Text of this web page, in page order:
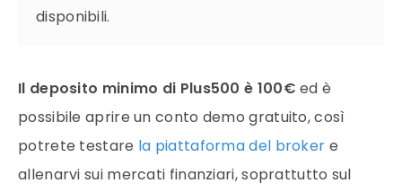
disponibili.
Il deposito minimo di Plus500 è 100€ ed è
possibile aprire un conto demo gratuito, così
potrete testare la piattaforma del broker e
allenarvi sui mercati finanziari, soprattutto sul